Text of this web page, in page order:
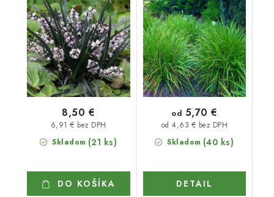
Skladom (21 ks)
6,91 € bez DPH
8,50 €
DO KOŠÍKA
Skladom (40 ks)
od 4,63 € bez DPH
od 5,70 €
DETAIL